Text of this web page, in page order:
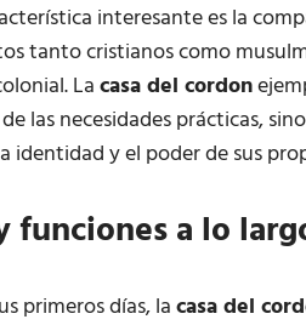
interesante es la
tanto cristianos como
Lacasa del cordon
las necesidades prácticas,
identidad y el poder de sus
funciones a lo
primeros días, lacasa del